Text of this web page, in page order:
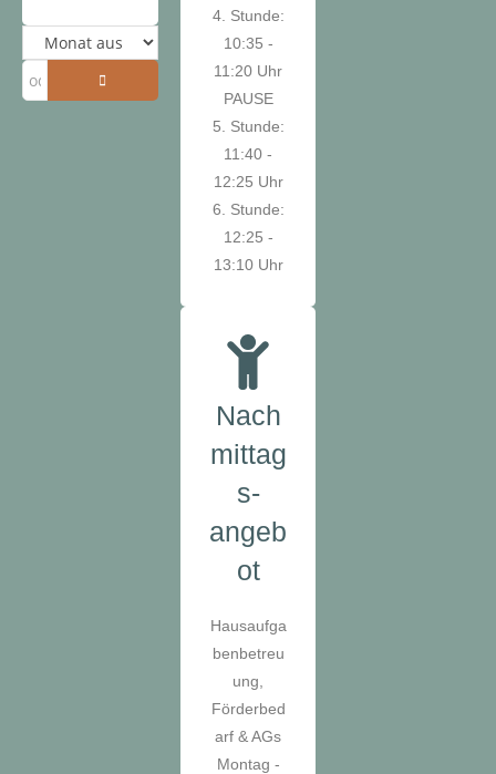
4. Stunde:
10:35 -
11:20 Uhr
PAUSE
5. Stunde:
11:40 -
12:25 Uhr
6. Stunde:
12:25 -
13:10 Uhr
Nach
mittag
s-
angeb
ot
Hausaufga
benbetreu
ung,
Förderbed
arf & AGs
Montag -